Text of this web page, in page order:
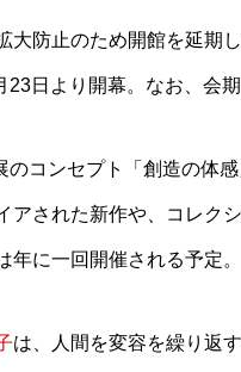
大防止のため開館を延期
日より開幕。なお、会
のコンセプト「創造の体
アされた新作や、コレク
年に一回開催される予定。
は、人間を変容を繰り返